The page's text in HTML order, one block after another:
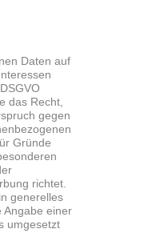
Daten auf
das Recht,
gegen
Gründe
richtet.
generelles
Angabe einer
umgesetzt